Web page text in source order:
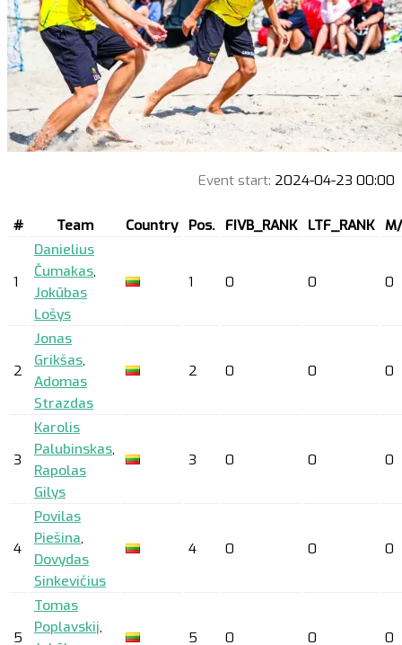
Event start: 2024-04-23 00:00
# Team Country Pos. FIVB_RANK LTF_RANK
1
Danielius
Čumakas,
Jokūbas
Lošys
1 0 0 0
2
Jonas
Grikšas,
Adomas
Strazdas
2 0 0 0
3
Karolis
Palubinskas,
Rapolas
Gilys
3 0 0 0
4
Povilas
Piešina,
Dovydas
Sinkevičius
4 0 0 0
5
Tomas
Poplavskij,
5 0 0 0